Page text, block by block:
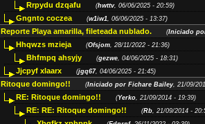
Rrpydu dzqafu (hwttv, 06/06/2025 - 20:59)
Gngnto coczea (w1iw1, 06/06/2025 - 13:37)
Reporte Playa amarilla, fileteada nublado. (Iniciado
Hhqwzs mzieja (Ofsjom, 28/11/2022 - 21:36)
Bhfmpq ahsyjy (gezwe, 04/06/2025 - 18:31)
Jjcpyf xlaarx (jgq67, 04/06/2025 - 21:45)
Ritoque domingo!! (Iniciado por Fichare Bailey, 21/09/
RE: Ritoque domingo!! (Yerko, 21/09/2014 - 19:39)
RE: RE: Ritoque domingo!! (Rb, 21/09/2014 -